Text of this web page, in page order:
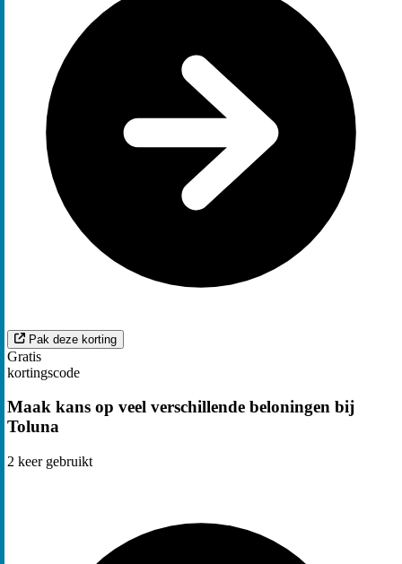
Pak deze korting
Gratis
kortingscode
Maak kans op veel verschillende beloningen bij
Toluna
2 keer gebruikt